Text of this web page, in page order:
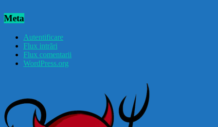
Meta
Autentificare
Flux intrări
Flux comentarii
WordPress.org